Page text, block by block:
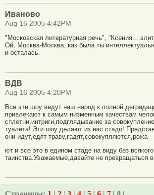
Иваново
Aug 16 2005 4:42PM
"Московская литературная речь", "Ксения...
Ой, Москва-Москва, как была ты
и осталась.
ВДВ
Aug 16 2005 4:20PM
Все эти шоу ведут наш народ к полной
привлекают к самым низменным качествам
сплетни,интриги,подглядывание за
туалета! Эти шоу делают из нас стадо!
они идут,едят траву,гадят,совокупляются,рожа
ют и все это в едином стаде на виду без всякого
таинства.Уважаемые,давайте не превращаться